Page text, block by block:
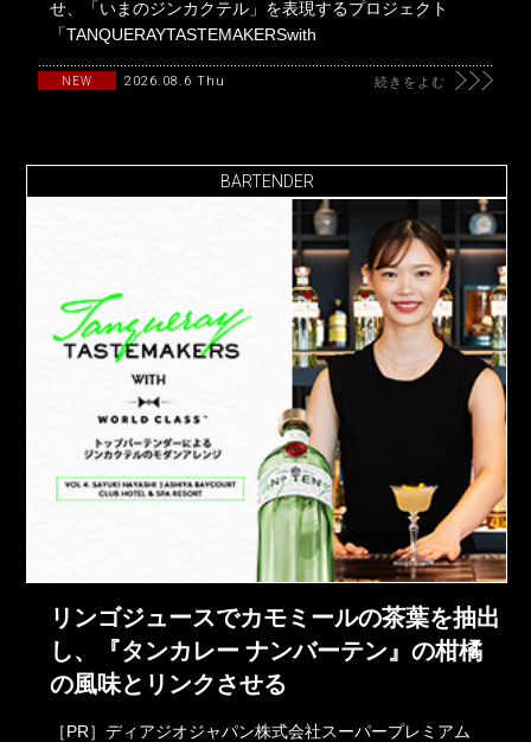
せ、「いまのジンカクテル」を表現するプロジェクト
「TANQUERAYTASTEMAKERSwith
NEW 2026.08.6 Thu 続きをよむ
BARTENDER
リンゴジュースでカモミールの茶葉を抽出
し、『タンカレー ナンバーテン』の柑橘
の風味とリンクさせる
［PR］ディアジオジャパン株式会社スーパープレミアム